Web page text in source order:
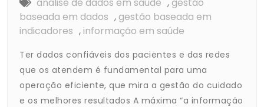
baseada em dados , gestão baseada em
indicadores ,informação em saúde
Ter dados confiáveis dos pacientes e das redes
que os atendem é fundamental para uma
operação eficiente, que mira a gestão do cuidado
e os melhores resultados A máxima “a informação